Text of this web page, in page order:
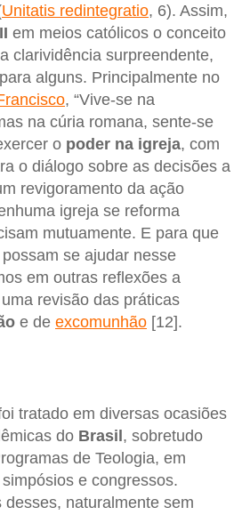
Unitatis redintegratio, 6). Assim,
em meios católicos o conceito
clarividência surpreendente,
alguns. Principalmente no
, “Vive-se na
na cúria romana, sente-se
o poder na igreja, com
o diálogo sobre as decisões a
revigoramento da ação
igreja se reforma
mutuamente. E para que
se ajudar nesse
em outras reflexões a
revisão das práticas
e de excomunhão [12].
tratado em diversas ocasiões
do Brasil , sobretudo
de Teologia, em
e congressos.
naturalmente sem